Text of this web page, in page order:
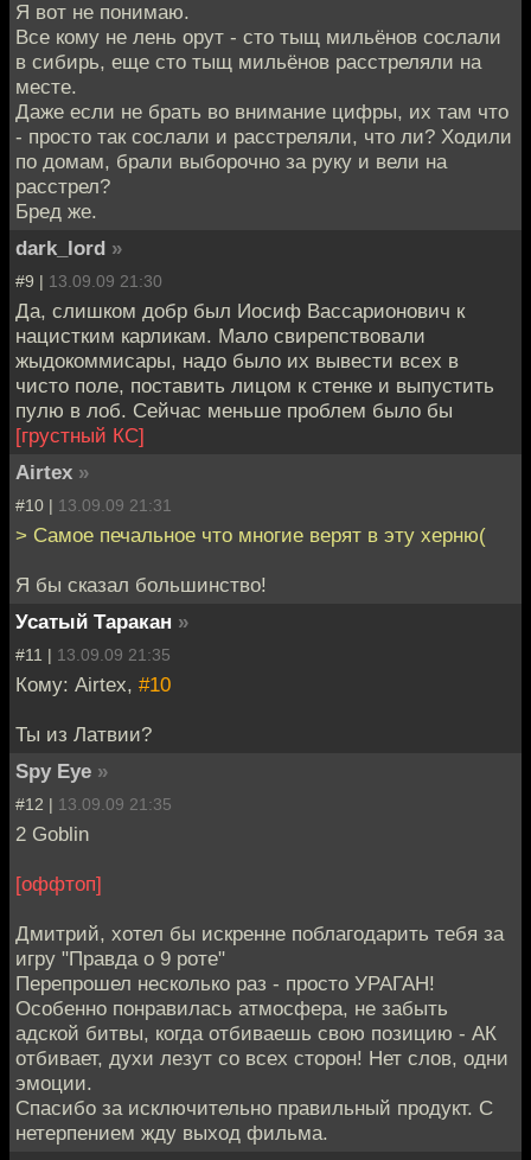
Я вот не понимаю.
Все кому не лень орут - сто тыщ мильёнов сослали
в сибирь, еще сто тыщ мильёнов расстреляли на
месте.
Даже если не брать во внимание цифры, их там что
- просто так сослали и расстреляли, что ли? Ходили
по домам, брали выборочно за руку и вели на
расстрел?
Бред же.
dark_lord »
#9 | 13.09.09 21:30
Да, слишком добр был Иосиф Вассарионович к
нацистким карликам. Мало свирепствовали
жыдокоммисары, надо было их вывести всех в
чисто поле, поставить лицом к стенке и выпустить
пулю в лоб. Сейчас меньше проблем было бы
[грустный КС]
Airtex »
#10 | 13.09.09 21:31
> Самое печальное что многие верят в эту херню(
Я бы сказал большинство!
Усатый Таракан »
#11 | 13.09.09 21:35
Кому: Airtex, #10
Ты из Латвии?
Spy Eye »
#12 | 13.09.09 21:35
2 Goblin
[оффтоп]
Дмитрий, хотел бы искренне поблагодарить тебя за
игру "Правда о 9 роте"
Перепрошел несколько раз - просто УРАГАН!
Особенно понравилась атмосфера, не забыть
адской битвы, когда отбиваешь свою позицию - АК
отбивает, духи лезут со всех сторон! Нет слов, одни
эмоции.
Спасибо за исключительно правильный продукт. С
нетерпением жду выход фильма.